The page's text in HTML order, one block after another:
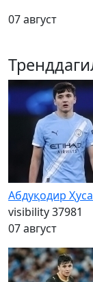
07 август
Абдуқодир
visibility37981
07 август